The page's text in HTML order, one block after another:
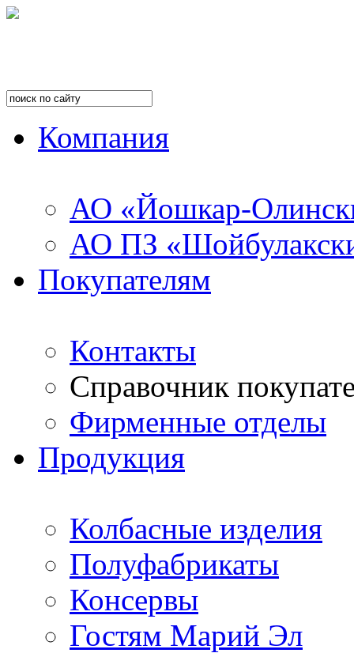
Компания
АО «Йошкар-
АО ПЗ
Покупателям
Контакты
Справочник
Фирменные отделы
Продукция
Колбасные изделия
Полуфабрикаты
Консервы
Гостям Марий Эл